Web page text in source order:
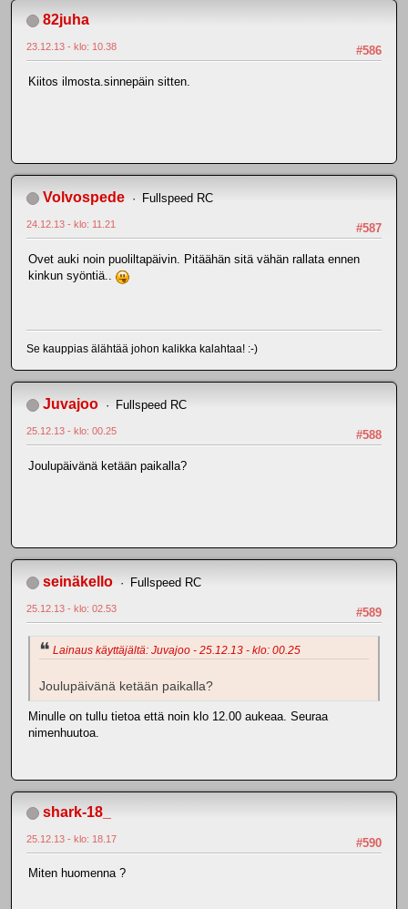
82juha
#586
23.12.13 - klo: 10.38
Kiitos ilmosta.sinnepäin sitten.
Volvospede Fullspeed RC
#587
24.12.13 - klo: 11.21
Ovet auki noin puoliltapäivin. Pitäähän sitä vähän rallata ennen
kinkun syöntiä..
Se kauppias älähtää johon kalikka kalahtaa! :-)
Juvajoo Fullspeed RC
#588
25.12.13 - klo: 00.25
Joulupäivänä ketään paikalla?
seinäkello Fullspeed RC
#589
25.12.13 - klo: 02.53
Lainaus käyttäjältä: Juvajoo - 25.12.13 - klo: 00.25
Joulupäivänä ketään paikalla?
Minulle on tullu tietoa että noin klo 12.00 aukeaa. Seuraa
nimenhuutoa.
shark-18_
#590
25.12.13 - klo: 18.17
Miten huomenna ?